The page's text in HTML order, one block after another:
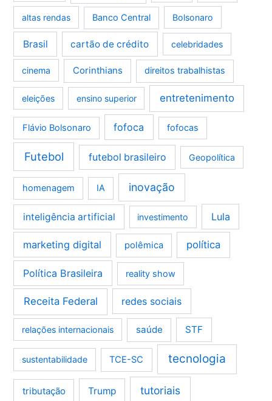
altas rendas Banco Central Bolsonaro
Brasil cartão de crédito celebridades
cinema Corinthians direitos trabalhistas
eleições ensino superior entretenimento
Flávio Bolsonaro fofoca fofocas
Futebol futebol brasileiro Geopolítica
homenagem IA inovação
inteligência artificial investimento Lula
marketing digital polêmica política
Política Brasileira reality show
Receita Federal redes sociais
relações internacionais saúde STF
sustentabilidade TCE-SC tecnologia
tributação Trump tutoriais